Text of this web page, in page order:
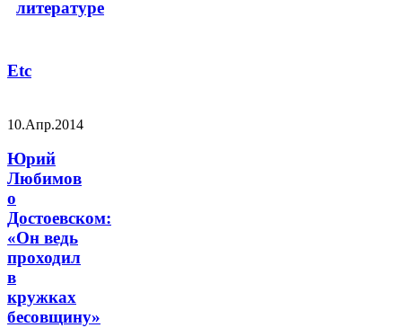
литературе
Etc
10.Апр.2014
Юрий
Любимов
о
Достоевском:
«Он ведь
проходил
в
кружках
бесовщину»